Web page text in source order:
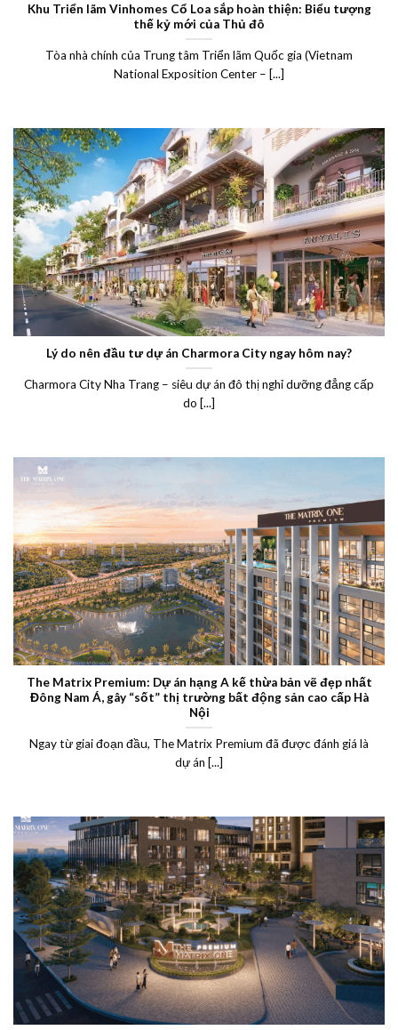
Khu Triển lãm Vinhomes Cổ Loa sắp hoàn thiện: Biểu tượng
thế kỷ mới của Thủ đô
Tòa nhà chính của Trung tâm Triển lãm Quốc gia (Vietnam
National Exposition Center – [...]
Lý do nên đầu tư dự án Charmora City ngay hôm nay?
Charmora City Nha Trang – siêu dự án đô thị nghỉ dưỡng đẳng cấp
do [...]
The Matrix Premium: Dự án hạng A kế thừa bản vẽ đẹp nhất
Đông Nam Á, gây “sốt” thị trường bất động sản cao cấp Hà
Nội
Ngay từ giai đoạn đầu, The Matrix Premium đã được đánh giá là
dự án [...]